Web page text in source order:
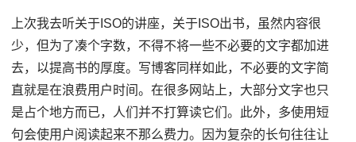
上次我去听关于ISO的讲座，关于ISO出书，虽然内容很
少，但为了凑个字数，不得不将一些不必要的文字都加进
去，以提高书的厚度。写博客同样如此，不必要的文字简
直就是在浪费用户时间。在很多网站上，大部分文字也只
是占个地方而已，人们并不打算读它们。此外，多使用短
句会使用户阅读起来不那么费力。因为复杂的长句往往让